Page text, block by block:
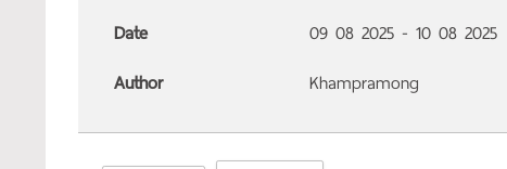
Date
09 08 2025 - 10 08 2025
Author
Khampramong